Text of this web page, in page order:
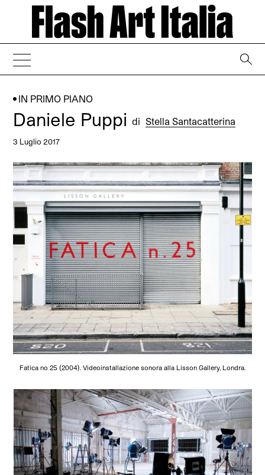
IN PRIMO PIANO
Daniele Puppidi Stella Santacatterina
3 Luglio 2017
Fatica no 25 (2004). Videoinstallazione sonora alla Lisson Gallery, Londra.